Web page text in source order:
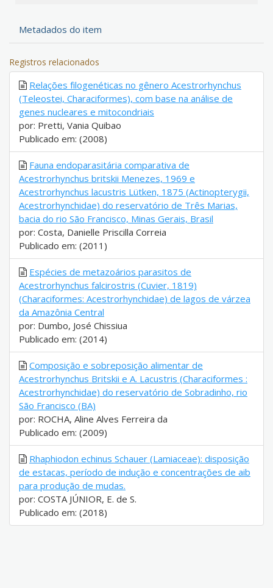
Metadados do item
Registros relacionados
Relações filogenéticas no gênero Acestrorhynchus
(Teleostei, Characiformes), com base na análise de
genes nucleares e mitocondriais
por: Pretti, Vania Quibao
Publicado em: (2008)
Fauna endoparasitária comparativa de
Acestrorhynchus britskii Menezes, 1969 e
Acestrorhynchus lacustris Lütken, 1875 (Actinopterygii,
Acestrorhynchidae) do reservatório de Três Marias,
bacia do rio São Francisco, Minas Gerais, Brasil
por: Costa, Danielle Priscilla Correia
Publicado em: (2011)
Espécies de metazoários parasitos de
Acestrorhynchus falcirostris (Cuvier, 1819)
(Characiformes: Acestrorhynchidae) de lagos de várzea
da Amazônia Central
por: Dumbo, José Chissiua
Publicado em: (2014)
Composição e sobreposição alimentar de
Acestrorhynchus Britskii e A. Lacustris (Characiformes :
Acestrorhynchidae) do reservatório de Sobradinho, rio
São Francisco (BA)
por: ROCHA, Aline Alves Ferreira da
Publicado em: (2009)
Rhaphiodon echinus Schauer (Lamiaceae): disposição
de estacas, período de indução e concentrações de aib
para produção de mudas.
por: COSTA JÚNIOR, E. de S.
Publicado em: (2018)